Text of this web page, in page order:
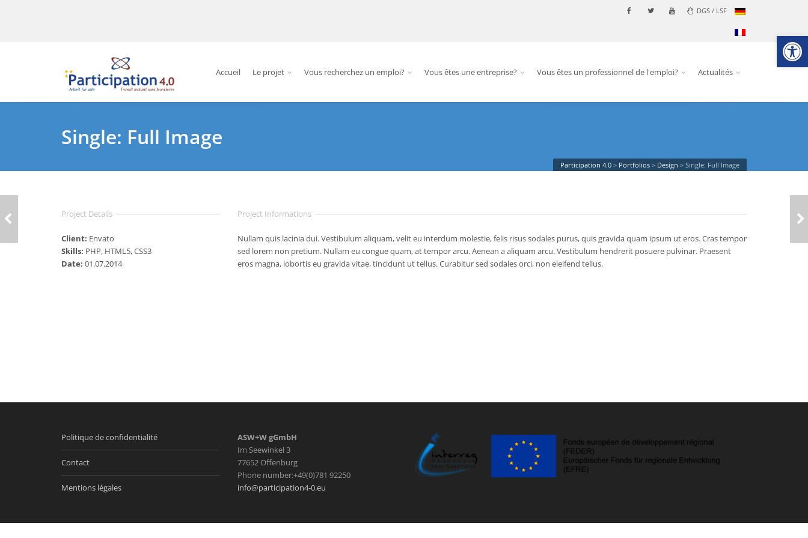
Ouvrir
DGS / LSF
Accueil Le projet Vous recherchez un emploi? Vous êtes une entreprise? Vous êtes un professionnel de l'emploi? Actualités
Single: Full Image
Participation 4.0 > Portfolios > Design > Single: Full Image
Project Details
Client: Envato
Skills: PHP, HTML5, CSS3
Date: 01.07.2014
Project Informations
Nullam quis lacinia dui. Vestibulum aliquam, velit eu interdum molestie, felis risus sodales purus, quis gravida quam ipsum ut eros. Cras tempor
sed lorem non pretium. Nullam eu congue quam, at tempor arcu. Aenean a aliquam arcu. Vestibulum hendrerit posuere pulvinar. Praesent
eros magna, lobortis eu gravida vitae, tincidunt ut tellus. Curabitur sed sodales orci, non eleifend tellus.
CATERING FOOD
Politique de confidentialité
Contact
Mentions légales
ASW+W gGmbH
Im Seewinkel 3
77652 Offenburg
Phone number:+49(0)781 92250
info@participation4-0.eu